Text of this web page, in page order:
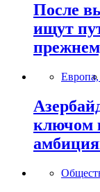
После
ищут
Европа,
ключом